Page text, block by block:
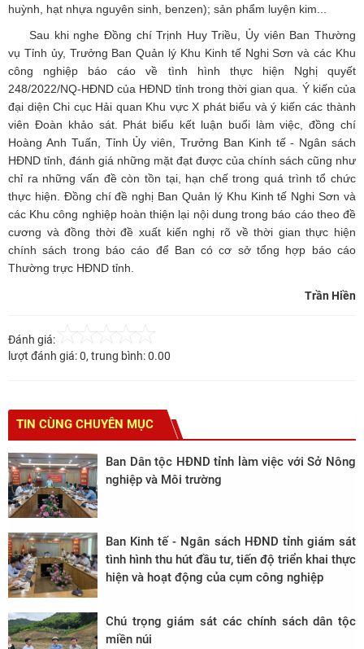
huỳnh, hạt nhựa nguyên sinh, benzen); sản phẩm luyện kim...
Sau khi nghe Đồng chí Trịnh Huy Triều, Ủy viên Ban Thường
vụ Tỉnh ủy, Trưởng Ban Quản lý Khu Kinh tế Nghi Sơn và các Khu
công nghiệp báo cáo về tình hình thực hiện Nghị quyết
248/2022/NQ-HĐND của HĐND tỉnh trong thời gian qua. Ý kiến của
đại diện Chi cục Hải quan Khu vực X phát biểu và ý kiến các thành
viên Đoàn khảo sát. Phát biểu kết luận buổi làm việc, đồng chí
Hoàng Anh Tuấn, Tỉnh Ủy viên, Trưởng Ban Kinh tế - Ngân sách
HĐND tỉnh, đánh giá những mặt đạt được của chính sách cũng như
chỉ ra những vấn đề còn tồn tại, hạn chế trong quá trình tổ chức
thực hiện. Đồng chí đề nghị Ban Quản lý Khu Kinh tế Nghi Sơn và
các Khu công nghiệp hoàn thiện lại nội dung trong báo cáo theo đề
cương và đồng thời đề xuất kiến nghị rõ về thời gian thực hiện
chính sách trong báo cáo để Ban có cơ sở tổng hợp báo cáo
Thường trực HĐND tỉnh.
Trần Hiền
Đánh giá:
lượt đánh giá:0, trung bình:0.00
TIN CÙNG CHUYÊN MỤC
Ban Dân tộc HĐND tỉnh làm việc với Sở Nông
nghiệp và Môi trường
Ban Kinh tế - Ngân sách HĐND tỉnh giám sát
tình hình thu hút đầu tư, tiến độ triển khai thực
hiện và hoạt động của cụm công nghiệp
Chú trọng giám sát các chính sách dân tộc
miền núi